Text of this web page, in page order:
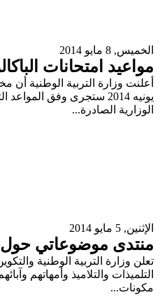
الخميس, 8 مايو 2014
مواعيد امتحانات
أعلنت وزارة التربية الوطنية أن
يونيه 2014 ستجرى وفق
الوزارية الصادرة...
الإثنين, 5 مايو 2014
منتدى موضوعاتي حول
تعلن وزارة التربية الوطنية
التلميذات والتلاميذ وأمهاتهم
مكونات...